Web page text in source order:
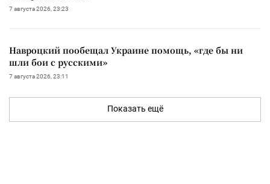
7 августа 2026, 23:23
Навроцкий пообещал Украине помощь, «где бы ни
шли бои с русскими»
7 августа 2026, 23:11
Показать ещё